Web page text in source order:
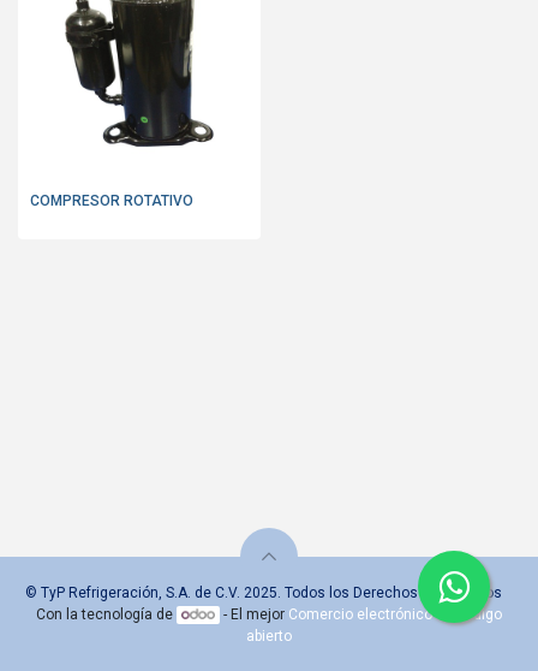
COMPRESOR ROTATIVO
© TyP Refrigeración, S.A. de C.V. 2025. Todos los Derechos Reservados
Con la tecnología de
- El mejor Comercio electrónico de código
abierto